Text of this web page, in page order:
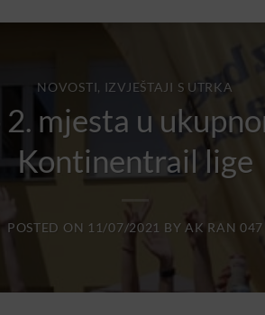
NOVOSTI, IZVJEŠTAJI S UTRKA
mjesta u
Kontinentrail lige
POSTED ON 11/07/2021 BYAK RAN 047